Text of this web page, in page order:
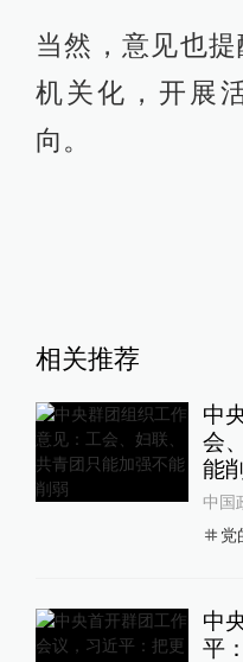
当然，意见也
机关化，开展
向。
相关推荐
中
会
能
中国
党
中
平